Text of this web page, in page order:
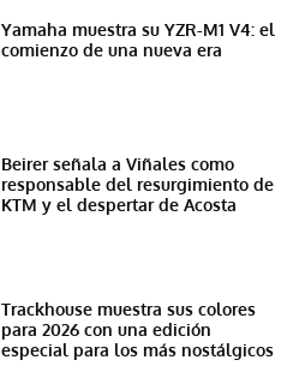
Yamaha muestra su YZR-M1 V4: el
comienzo de una nueva era
Beirer señala a Viñales como
responsable del resurgimiento de
KTM y el despertar de Acosta
Trackhouse muestra sus colores
para 2026 con una edición
especial para los más nostálgicos